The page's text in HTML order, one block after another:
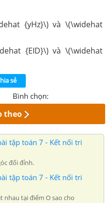
{yHz}\) và \(\widehat
{EID}\) và \(\widehat
sẻ
Bình chọn:
theo
tập toán 7 - Kết nối tri
đối đỉnh.
tập toán 7 - Kết nối tri
nhau tại điểm O sao cho